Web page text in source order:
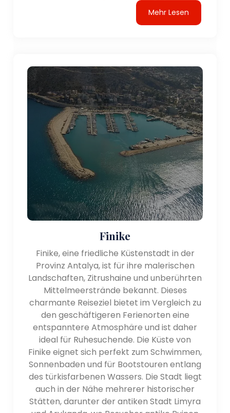
Mehr Lesen
Finike
Finike, eine friedliche Küstenstadt in der
Provinz Antalya, ist für ihre malerischen
Landschaften, Zitrushaine und unberührten
Mittelmeerstrände bekannt. Dieses
charmante Reiseziel bietet im Vergleich zu
den geschäftigeren Ferienorten eine
entspanntere Atmosphäre und ist daher
ideal für Ruhesuchende. Die Küste von
Finike eignet sich perfekt zum Schwimmen,
Sonnenbaden und für Bootstouren entlang
des türkisfarbenen Wassers. Die Stadt liegt
auch in der Nähe mehrerer historischer
Stätten, darunter der antiken Stadt Limyra